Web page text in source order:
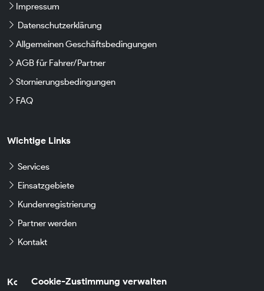
Cookie-Zustimmung verwalten
Impressum
Datenschutzerklärung
Allgemeinen Geschäftsbedingungen
AGB für Fahrer/Partner
Stornierungsbedingungen
FAQ
Wichtige Links
Services
Einsatzgebiete
Kundenregistrierung
Partner werden
Kontakt
Kontaktdaten